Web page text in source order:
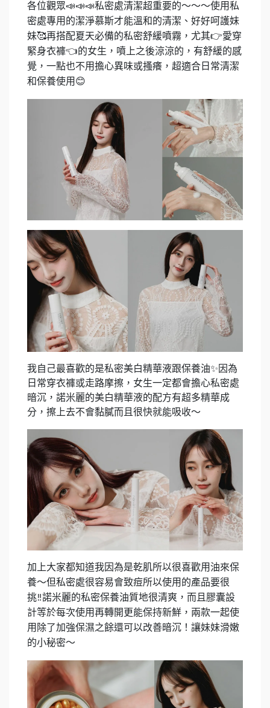
各位觀眾📣📣📣私密處清潔超重要的～～～使用私
密處專用的潔淨慕斯才能溫和的清潔、好好呵護妹
妹🥰再搭配夏天必備的私密舒緩噴霧，尤其👉愛穿
緊身衣褲👈的女生，噴上之後涼涼的，有舒緩的感
覺，一點也不用擔心異味或搔癢，超適合日常清潔
和保養使用😊
我自己最喜歡的是私密美白精華液跟保養油✨ 因為
日常穿衣褲或走路摩擦，女生一定都會擔心私密處
暗沉，諾米麗的美白精華液的配方有超多精華成
分，擦上去不會黏膩而且很快就能吸收～
加上大家都知道我因為是乾肌所以很喜歡用油來保
養～但私密處很容易會致痘所以使用的產品要很
挑‼️諾米麗的私密保養油質地很清爽，而且膠囊設
計等於每次使用再轉開更能保持新鮮，兩款一起使
用除了加強保濕之餘還可以改善暗沉！讓妹妹滑嫩
的小秘密～